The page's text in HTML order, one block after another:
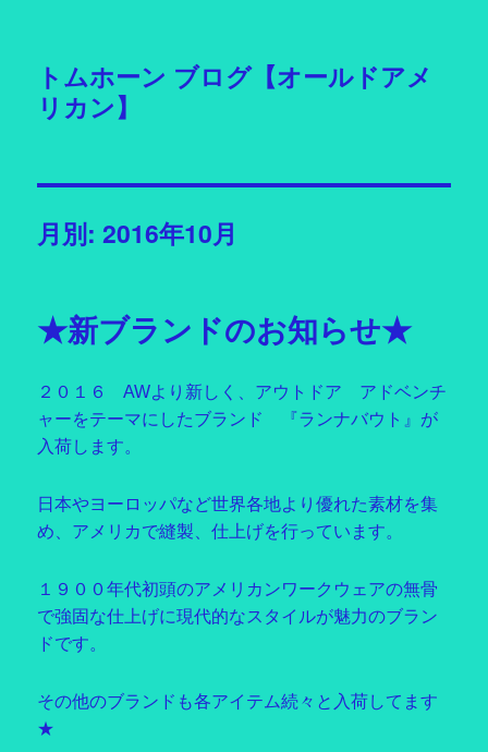
トムホーン ブログ【オールドアメ
リカン】
月別: 2016年10月
★新ブランドのお知らせ★
２０１６ AWより新しく、アウトドア アドベンチ
ャーをテーマにしたブランド 『ランナバウト』が
入荷します。
日本やヨーロッパなど世界各地より優れた素材を集
め、アメリカで縫製、仕上げを行っています。
１９００年代初頭のアメリカンワークウェアの無骨
で強固な仕上げに現代的なスタイルが魅力のブラン
ドです。
その他のブランドも各アイテム続々と入荷してます
★